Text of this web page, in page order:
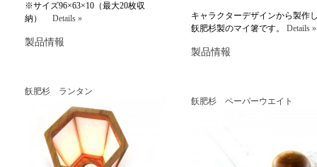
キャラクターデザインから製作
飫肥杉製のマイ箸です。 Details »
製品情報
※サイズ96×63×10（最大20枚収
納） Details »
製品情報
飫肥杉 ランタン
飫肥杉 ペーパーウエイト